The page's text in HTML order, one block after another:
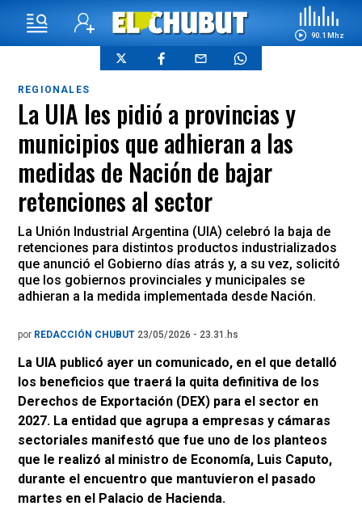
90.1 Mhz
REGIONALES
La UIA les pidió a provincias y
municipios que adhieran a las
medidas de Nación de bajar
retenciones al sector
La Unión Industrial Argentina (UIA) celebró la baja de
retenciones para distintos productos industrializados
que anunció el Gobierno días atrás y, a su vez, solicitó
que los gobiernos provinciales y municipales se
adhieran a la medida implementada desde Nación.
por REDACCIÓN CHUBUT 23/05/2026 - 23.31.hs
La UIA publicó ayer un comunicado, en el que detalló
los beneficios que traerá la quita definitiva de los
Derechos de Exportación (DEX) para el sector en
2027. La entidad que agrupa a empresas y cámaras
sectoriales manifestó que fue uno de los planteos
que le realizó al ministro de Economía, Luis Caputo,
durante el encuentro que mantuvieron el pasado
martes en el Palacio de Hacienda.